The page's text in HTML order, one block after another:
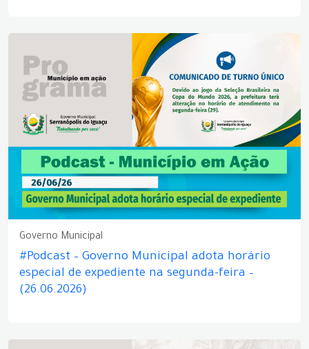
Governo Municipal
#Podcast – Governo Municipal adota horário
especial de expediente na segunda-feira –
(26.06.2026)